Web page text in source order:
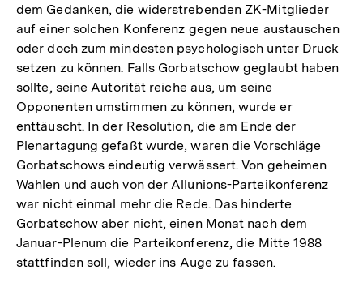
dem Gedanken, die widerstrebenden ZK-Mitglieder
auf einer solchen Konferenz gegen neue austauschen
oder doch zum mindesten psychologisch unter Druck
setzen zu können. Falls Gorbatschow geglaubt haben
sollte, seine Autorität reiche aus, um seine
Opponenten umstimmen zu können, wurde er
enttäuscht. In der Resolution, die am Ende der
Plenartagung gefaßt wurde, waren die Vorschläge
Gorbatschows eindeutig verwässert. Von geheimen
Wahlen und auch von der Allunions-Parteikonferenz
war nicht einmal mehr die Rede. Das hinderte
Gorbatschow aber nicht, einen Monat nach dem
Januar-Plenum die Parteikonferenz, die Mitte 1988
stattfinden soll, wieder ins Auge zu fassen.